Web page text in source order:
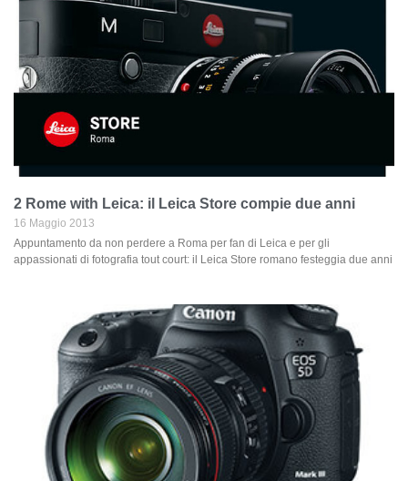
2 Rome with Leica: il Leica Store compie due anni
16 Maggio 2013
Appuntamento da non perdere a Roma per fan di Leica e per gli
appassionati di fotografia tout court: il Leica Store romano festeggia due anni